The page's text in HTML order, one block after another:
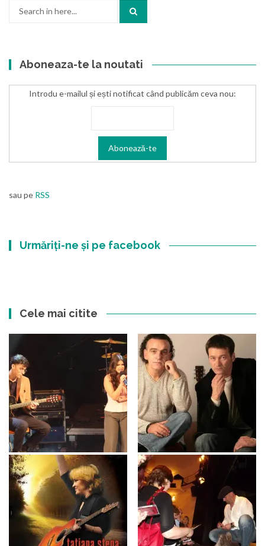
Aboneaza-te la noutati
Introdu e-mailul și ești notificat când publicăm ceva nou:
sau pe RSS
Urmăriți-ne și pe facebook
Cele mai citite